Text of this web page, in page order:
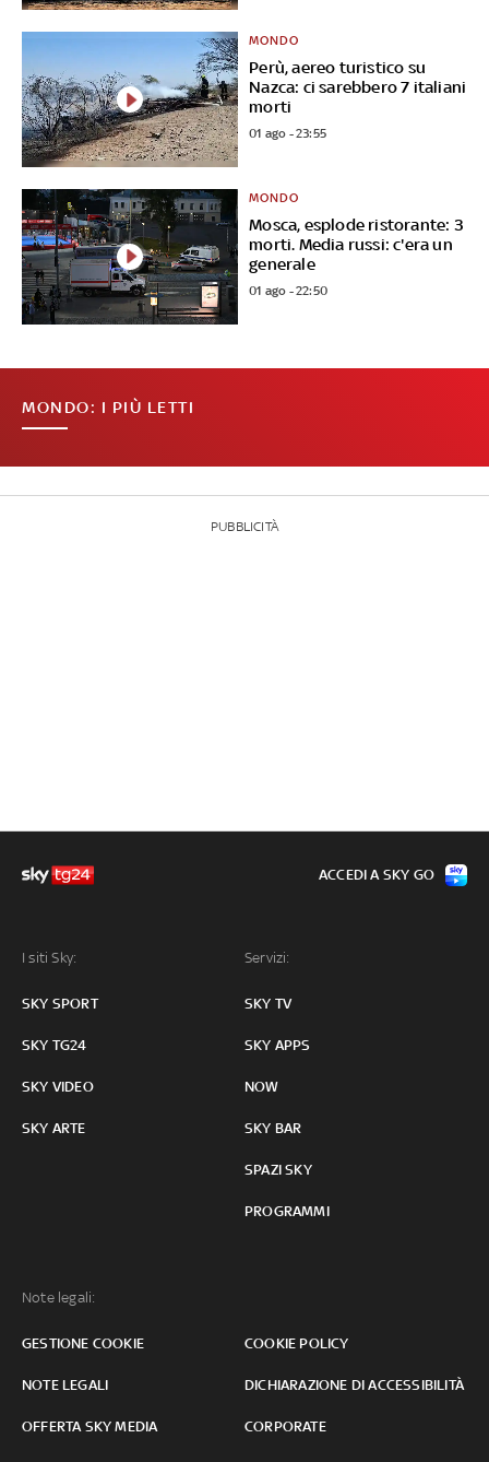
Perù, aereo turistico su
Nazca: ci sarebbero 7 italiani
morti
MONDO
01 ago - 23:55
Mosca, esplode ristorante: 3
morti. Media russi: c'era un
generale
MONDO
01 ago - 22:50
MONDO: I PIÙ LETTI
PUBBLICITÀ
I siti Sky:
SKY SPORT
SKY TG24
SKY VIDEO
SKY ARTE
Servizi:
SKY TV
SKY APPS
NOW
SKY BAR
SPAZI SKY
PROGRAMMI
Note legali:
GESTIONE COOKIE COOKIE POLICY
NOTE LEGALI DICHIARAZIONE DI ACCESSIBILITÀ
OFFERTA SKY MEDIA CORPORATE
ACCEDI A SKY GO